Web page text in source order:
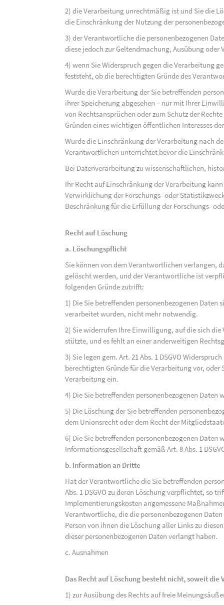
2) die Verarbeitung unrechtmäßig ist und Sie die
die Einschränkung der Nutzung der
3) der Verantwortliche die personenbezogenen
diese jedoch zur Geltendmachung, Ausübung
4) wenn Sie Widerspruch gegen die Verarbeitung
feststeht, ob die berechtigten Gründe des
Wurde die Verarbeitung der Sie betreffenden
ihrer Speicherung abgesehen – nur mit Ihrer
von Rechtsansprüchen oder zum Schutz der
Gründen eines wichtigen öffentlichen Interesses
Wurde die Einschränkung der Verarbeitung nach
Verantwortlichen unterrichtet bevor die
Bei Datenverarbeitung zu wissenschaftlichen,
Ihr Recht auf Einschränkung der Verarbeitung
Verwirklichung der Forschungs- oder
Beschränkung für die Erfüllung der Forschungs-
Recht auf Löschung
a. Löschungspflicht
Sie können von dem Verantwortlichen verlangen,
gelöscht werden, und der Verantwortliche ist
folgenden Gründe zutrifft:
1) Die Sie betreffenden personenbezogenen Daten
verarbeitet wurden, nicht mehr notwendig.
2) Sie widerrufen Ihre Einwilligung, auf die sich die
stützte, und es fehlt an einer anderweitigen
3) Sie legen gem. Art. 21 Abs. 1 DSGVO
berechtigten Gründe für die Verarbeitung vor, oder
Verarbeitung ein.
4) Die Sie betreffenden personenbezogenen
5) Die Löschung der Sie betreffenden
dem Unionsrecht oder dem Recht der
6) Die Sie betreffenden personenbezogenen Daten
Informationsgesellschaft gemäß Art. 8 Abs. 1
b. Information an Dritte
Hat der Verantwortliche die Sie betreffenden
Abs. 1 DSGVO zu deren Löschung verpflichtet, so
Implementierungskosten angemessene
Verantwortliche, die die personenbezogenen
Person von ihnen die Löschung aller Links zu
dieser personenbezogenen Daten verlangt haben.
c. Ausnahmen
Das Recht auf Löschung besteht nicht, soweit
1) zur Ausübung des Rechts auf freie